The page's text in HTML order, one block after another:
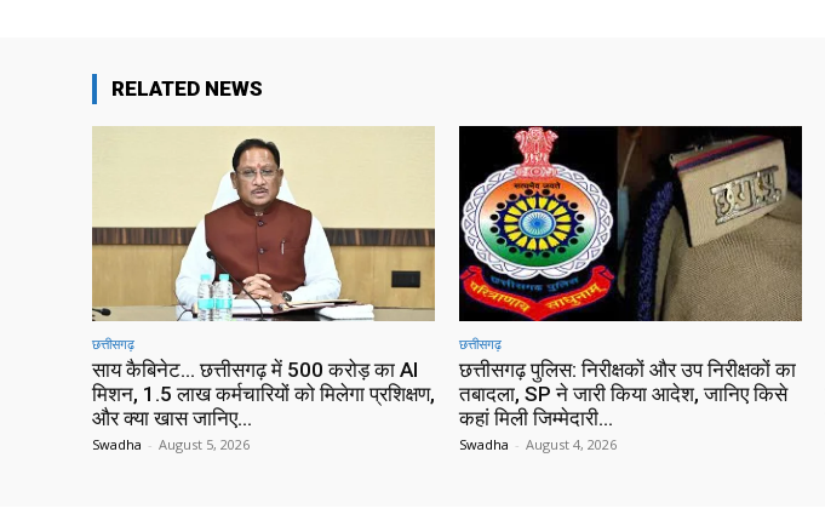
RELATED NEWS
छत्तीसगढ़
साय कैबिनेट… छत्तीसगढ़ में 500 करोड़ का AI
मिशन, 1.5 लाख कर्मचारियों को मिलेगा प्रशिक्षण,
और क्या खास जानिए…
Swadha - August 5, 2026
छत्तीसगढ़
छत्तीसगढ़ पुलिस: निरीक्षकों और उप निरीक्षकों का
तबादला, SP ने जारी किया आदेश, जानिए किसे
कहां मिली जिम्मेदारी…
Swadha - August 4, 2026